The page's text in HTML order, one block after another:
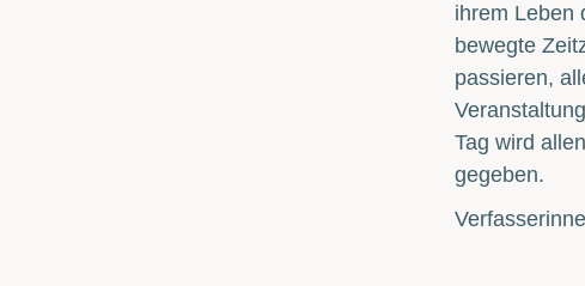
ihrem Leben
bewegte
passieren,
Tag wird
gegeben.